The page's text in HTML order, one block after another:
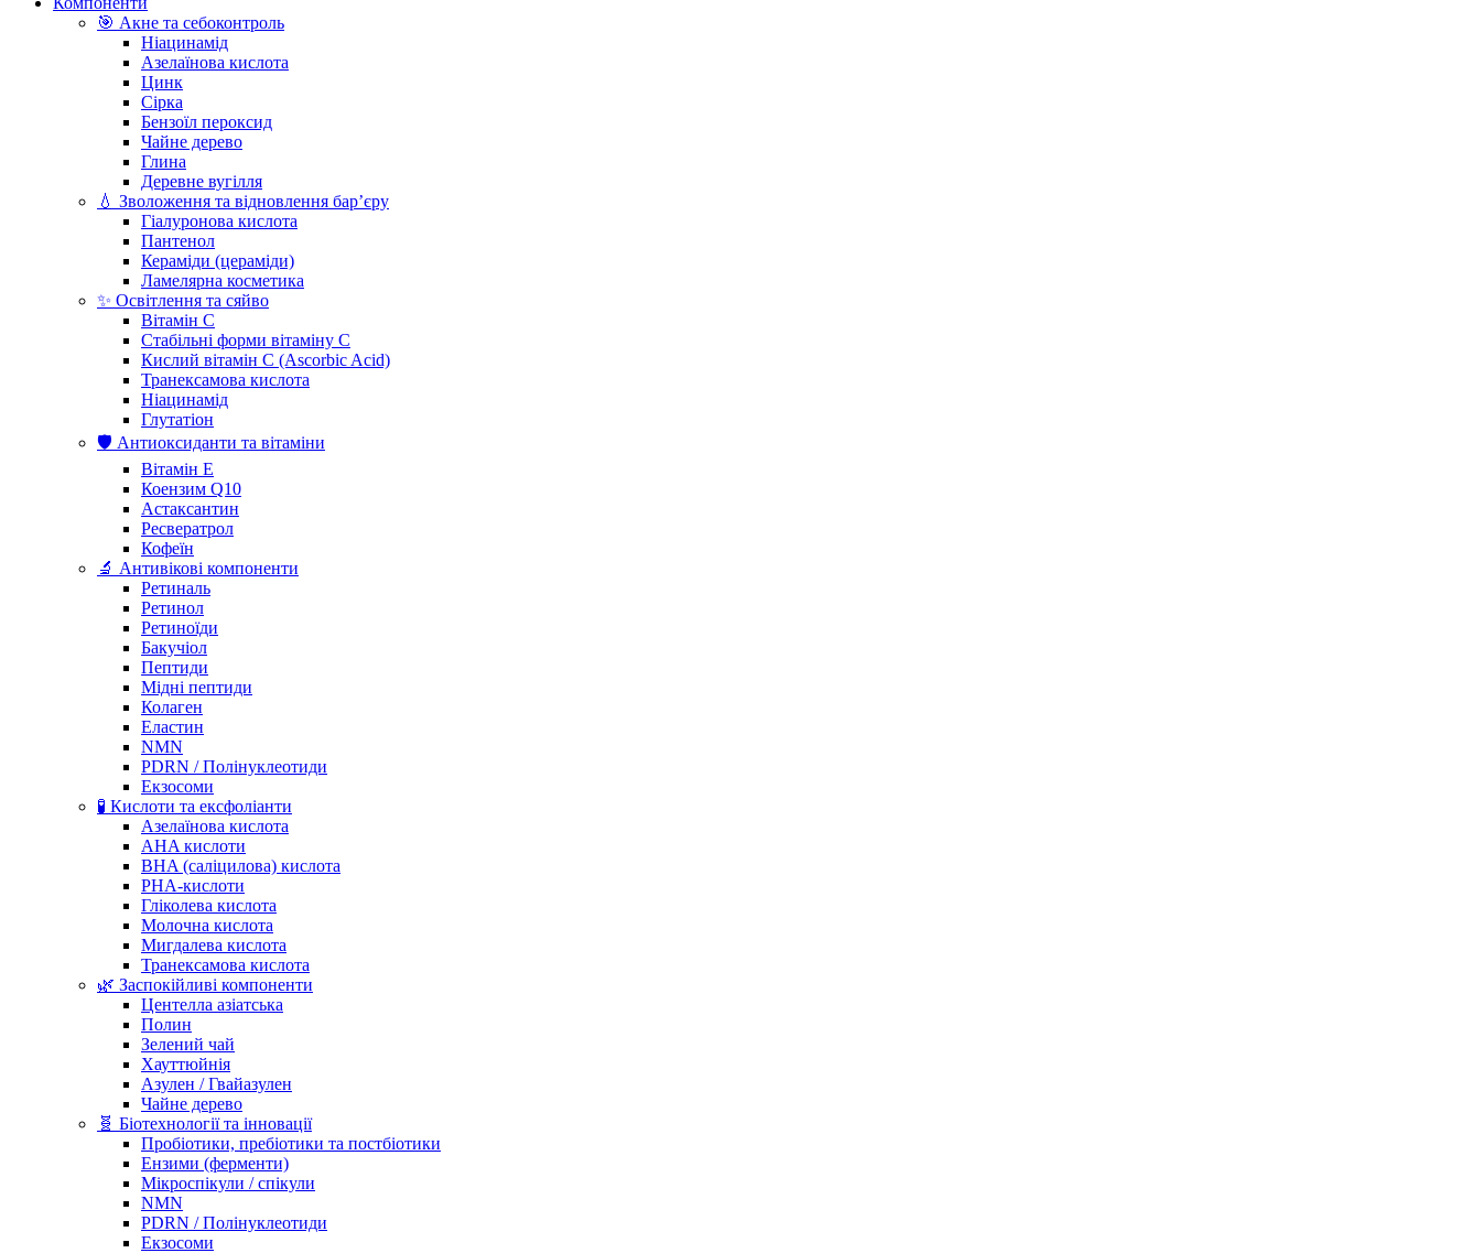
🎯 Акне та себоконтроль
Ніацинамід
Азелаїнова кислота
Цинк
Сірка
Бензоїл пероксид
Чайне дерево
Глина
Деревне вугілля
💧 Зволоження та відновлення бар’єру
Гіалуронова кислота
Пантенол
Кераміди (цераміди)
Ламелярна косметика
✨ Освітлення та сяйво
Вітамін С
Стабільні форми вітаміну С
Кислий вітамін С (Ascorbic Acid)
Транексамова кислота
Ніацинамід
Глутатіон
🛡️ Антиоксиданти та вітаміни
Вітамін Е
Коензим Q10
Астаксантин
Ресвератрол
Кофеїн
🔬 Антивікові компоненти
Ретиналь
Ретинол
Ретиноїди
Бакучіол
Пептиди
Мідні пептиди
Колаген
Еластин
NMN
PDRN / Полінуклеотиди
Екзосоми
🧪 Кислоти та ексфоліанти
Азелаїнова кислота
AHA кислоти
BHA (саліцилова) кислота
PHA-кислоти
Гліколева кислота
Молочна кислота
Мигдалева кислота
Транексамова кислота
🌿 Заспокійливі компоненти
Центелла азіатська
Полин
Зелений чай
Хауттюйнія
Азулен / Гвайазулен
Чайне дерево
🧬 Біотехнології та інновації
Пробіотики, пребіотики та постбіотики
Ензими (ферменти)
Мікроспікули / спікули
NMN
PDRN / Полінуклеотиди
Екзосоми